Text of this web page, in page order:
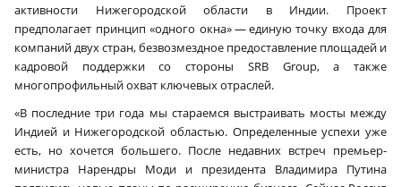
активности Нижегородской области в Индии. Проект
предполагает принцип «одного окна» — единую точку входа для
компаний двух стран, безвозмездное предоставление площадей и
кадровой поддержки со стороны SRB Group, а также
многопрофильный охват ключевых отраслей.
«В последние три года мы стараемся выстраивать мосты между
Индией и Нижегородской областью. Определенные успехи уже
есть, но хочется большего. После недавних встреч премьер-
министра Нарендры Моди и президента Владимира Путина